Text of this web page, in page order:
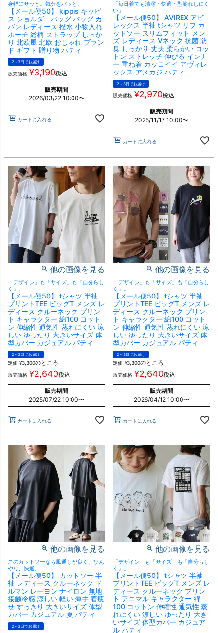
身軽にサッと。気分をパッと。
【メール便50】 kippis キッピ
ス ショルダーバッグ バッグ カ
バン レディース 撥水 小物入れ
ポーチ 総柄 ストラップ しっか
り 北欧風 北欧 おしゃれ ブラン
ド ギフト 贈り物 パティ
2～3日でお届け
販売価格 ¥3,190税込
販売期間
2026/03/22 10:00〜
カートに入れる
「毎日着ても清潔・快適・型崩れしにく
い」
【メール便50】 AVIREX アビ
レックス 半袖 tシャツ リブ カ
ットソー スリムフィット メン
ズ レディース Vネック 抗菌 防
臭 しっかり 丈夫 柔らかい コッ
トン ストレッチ 伸びる インナ
ー 重ね着 カッコイイ アヴィレ
ックス アメカジ パティ
2～3日でお届け
販売価格 ¥2,970税込
販売期間
2025/11/17 10:00〜
カートに入れる
他の画像を見る
「デザイン」も「サイズ」も『自分らし
く』。
【メール便50】 tシャツ 半袖
プリントTEE ビッグT メンズ レ
ディース クルーネック プリン
ト キャラクター 綿100 コット
ン 伸縮性 通気性 蒸れにくい 涼
しい ゆったり 大きいサイズ 体
型カバー カジュアル パティ
2～3日でお届け
定価 ¥3,300のところ
販売価格 ¥2,640税込
販売期間
2025/07/22 10:00〜
カートに入れる
他の画像を見る
「デザイン」も「サイズ」も『自分らし
く』。
【メール便50】 tシャツ 半袖
プリントTEE ビッグT メンズ レ
ディース クルーネック プリン
ト キャラクター 綿100 コット
ン 伸縮性 通気性 蒸れにくい 涼
しい ゆったり 大きいサイズ 体
型カバー カジュアル パティ
2～3日でお届け
定価 ¥3,300のところ
販売価格 ¥2,640税込
販売期間
2026/04/12 10:00〜
カートに入れる
他の画像を見る
このカットソーなら風通しが良く、ひん
やり、快適。
【メール便50】 カットソー 半
袖 レディース クルーネック ド
ルマン レーヨン ナイロン 無地
接触冷感 涼しい 軽い 薄手 着痩
せ すっきり 大きいサイズ 体型
カバー カジュアル 夏 パティ
2～3日でお届け
他の画像を見る
「デザイン」も「サイズ」も『自分らし
く』。
【メール便50】 tシャツ 半袖
プリントTEE ビッグT メンズ レ
ディース クルーネック プリン
ト アニマル キャラクター 綿
100 コットン 伸縮性 通気性 蒸
れにくい 涼しい ゆったり 大き
いサイズ 体型カバー カジュア
ル パティ